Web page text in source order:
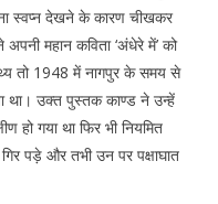
स्वप्न देखने के कारण चीखकर
अपनी महान कविता ‘अंधेरे में’ को
तो 1948 में नागपुर के समय से
था। उक्त पुस्तक काण्ड ने उन्हें
हो गया था फिर भी नियमित
पड़े और तभी उन पर पक्षाघात